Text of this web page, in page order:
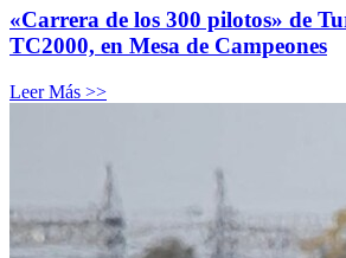
«Carrera de los 300 pilotos» de
TC2000, en Mesa de Campeones
Leer Más >>